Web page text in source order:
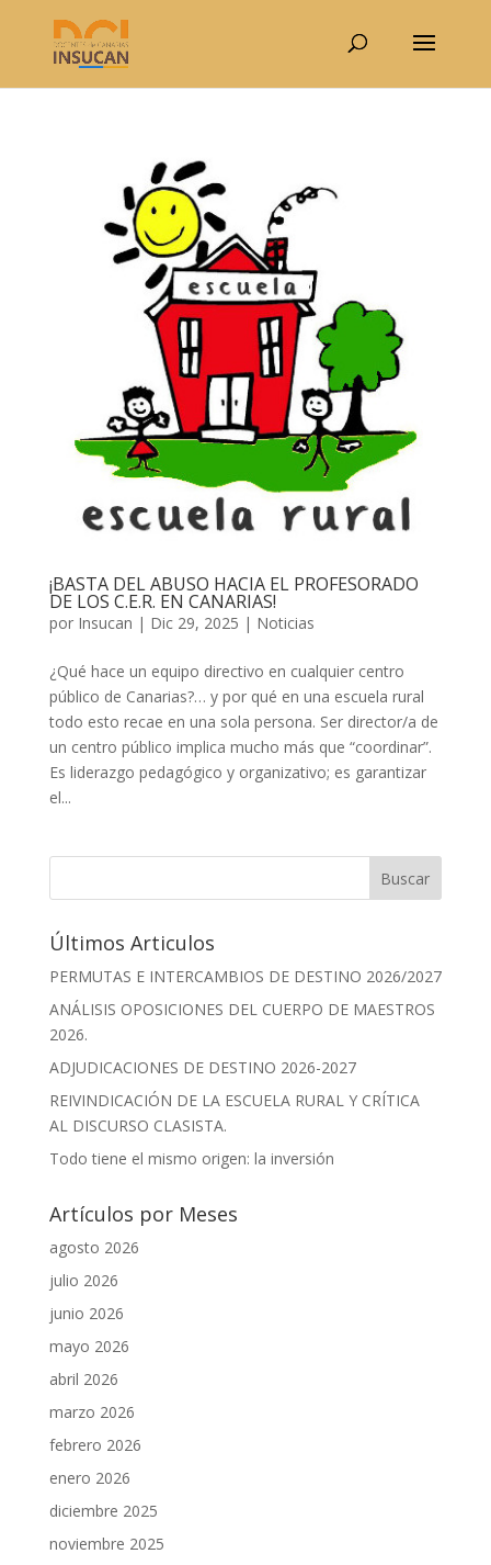
¡BASTA DEL ABUSO HACIA EL PROFESORADO
DE LOS C.E.R. EN CANARIAS!
por Insucan | Dic 29, 2025 | Noticias
¿Qué hace un equipo directivo en cualquier centro
público de Canarias?… y por qué en una escuela rural
todo esto recae en una sola persona. Ser director/a de
un centro público implica mucho más que “coordinar”.
Es liderazgo pedagógico y organizativo; es garantizar
el...
Buscar
Últimos Articulos
PERMUTAS E INTERCAMBIOS DE DESTINO 2026/2027
ANÁLISIS OPOSICIONES DEL CUERPO DE MAESTROS
2026.
ADJUDICACIONES DE DESTINO 2026-2027
REIVINDICACIÓN DE LA ESCUELA RURAL Y CRÍTICA
AL DISCURSO CLASISTA.
Todo tiene el mismo origen: la inversión
Artículos por Meses
agosto 2026
julio 2026
junio 2026
mayo 2026
abril 2026
marzo 2026
febrero 2026
enero 2026
diciembre 2025
noviembre 2025